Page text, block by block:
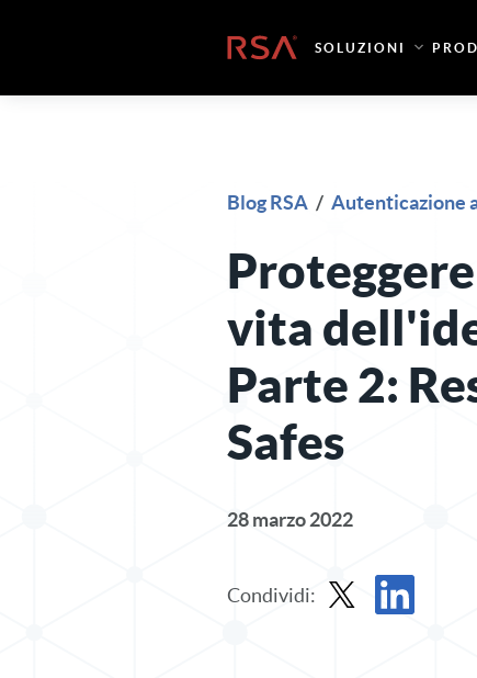
Casa SOLUZIONI
Blog RSA / Autenticazione
vita
Parte 2:
Safes
28 marzo 2022
Condividi: